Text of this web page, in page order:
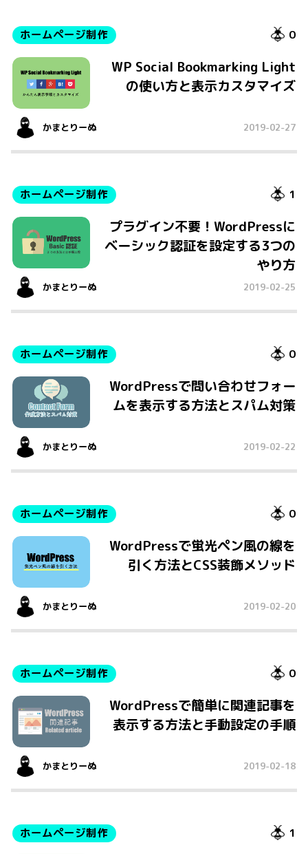
ホームページ制作
WP Social Bookmarking Light
の使い方と表示カスタマイズ
0
かまとりーぬ 2019-02-27
ホームページ制作
プラグイン不要！WordPressに
ベーシック認証を設定する3つの
やり方
1
かまとりーぬ 2019-02-25
ホームページ制作
WordPressで問い合わせフォー
ムを表示する方法とスパム対策
0
かまとりーぬ 2019-02-22
ホームページ制作
WordPressで蛍光ペン風の線を
引く方法とCSS装飾メソッド
0
かまとりーぬ 2019-02-20
ホームページ制作
WordPressで簡単に関連記事を
表示する方法と手動設定の手順
0
かまとりーぬ 2019-02-18
ホームページ制作 1